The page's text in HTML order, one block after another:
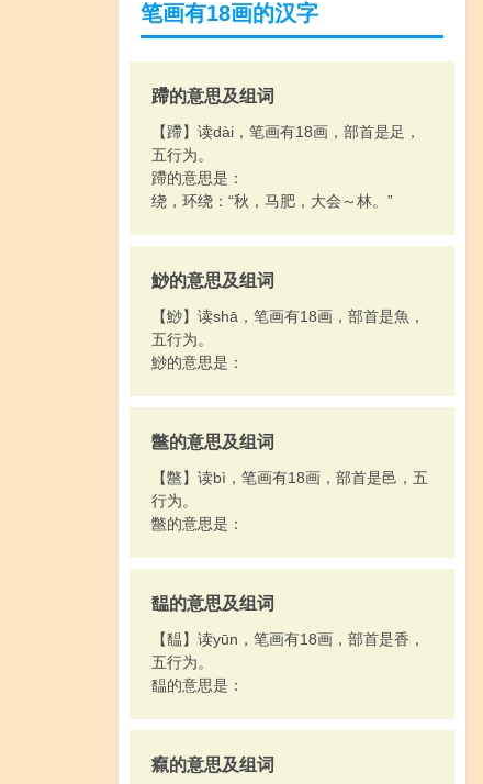
笔画有18画的汉字
蹛的意思及组词
【蹛】读dài，笔画有18画，部首是足，
五行为。
蹛的意思是：
绕，环绕：“秋，马肥，大会～林。”
鯋的意思及组词
【鯋】读shā，笔画有18画，部首是魚，
五行为。
鯋的意思是：
鄨的意思及组词
【鄨】读bì，笔画有18画，部首是邑，五
行为。
鄨的意思是：
馧的意思及组词
【馧】读yūn，笔画有18画，部首是香，
五行为。
馧的意思是：
癙的意思及组词